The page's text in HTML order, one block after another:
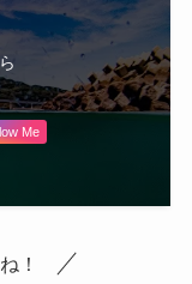
Me
！